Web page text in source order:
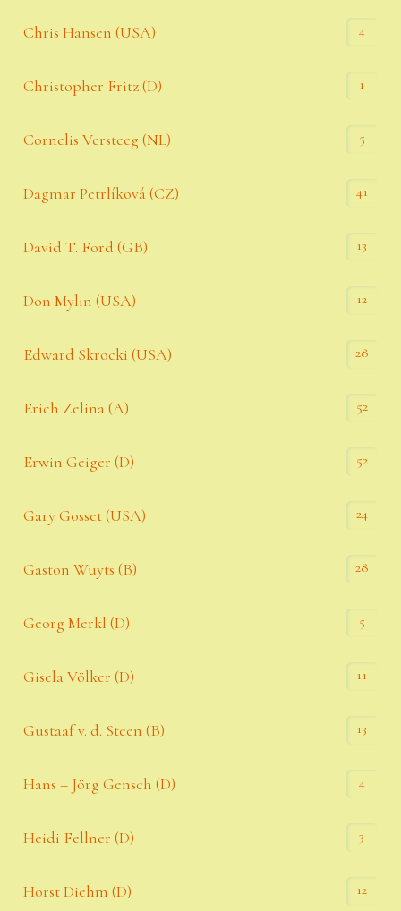
Chris Hansen (USA) 4
Christopher Fritz (D) 1
Cornelis Versteeg (NL) 5
Dagmar Petrlíková (CZ) 41
David T. Ford (GB) 13
Don Mylin (USA) 12
Edward Skrocki (USA) 28
Erich Zelina (A) 52
Erwin Geiger (D) 52
Gary Gosset (USA) 24
Gaston Wuyts (B) 28
Georg Merkl (D) 5
Gisela Völker (D) 11
Gustaaf v. d. Steen (B) 13
Hans – Jörg Gensch (D) 4
Heidi Fellner (D) 3
Horst Diehm (D) 12